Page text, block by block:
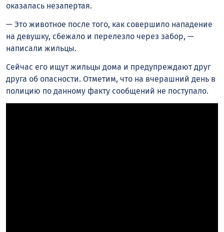
оказалась незапертая.
— Это животное после того, как совершило нападение
на девушку, сбежало и перелезло через забор, —
написали жильцы.
Сейчас его ищут жильцы дома и предупреждают друг
друга об опасности. Отметим, что на вчерашний день в
полицию по данному факту сообщений не поступало.